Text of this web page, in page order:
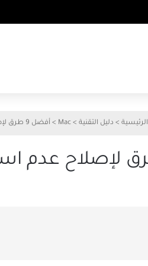
الرئيسية > دليل التقنية >
Mac
> أفضل 9 طرق لإصلاح عدم استيقاظ MacBook من النوم